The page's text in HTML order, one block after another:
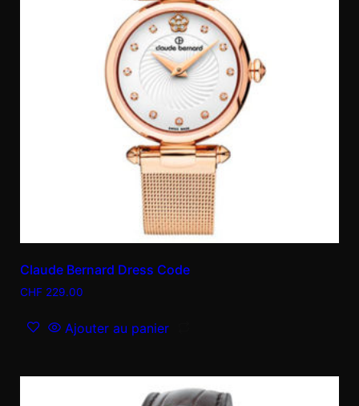
Claude Bernard Dress Code
CHF 229.00
Ajouter au panier